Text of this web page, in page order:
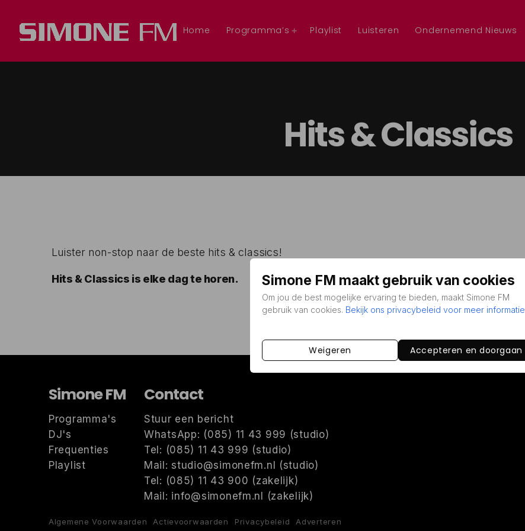
Home Programma’s Playlist Luisteren Ondernemend Nieuws
Hits & Classics
Luister non-stop naar de beste hits & classics!
Hits & Classics is elke dag te horen.
Simone FM
Programma's
DJ's
Frequenties
Playlist
Contact
Stuur een bericht
WhatsApp: (085) 11 43 999 (studio)
Tel: (085) 11 43 999 (studio)
Mail: studio@simonefm.nl (studio)
Tel: (085) 11 43 900 (zakelijk)
Mail: info@simonefm.nl (zakelijk)
Algemene Voorwaarden Actievoorwaarden Privacybeleid Adverteren
Simone FM maakt gebruik van cookies
Om jou de best mogelijke ervaring te bieden, maakt Simone FM
gebruik van cookies. Bekijk ons privacybeleid voor meer informatie
Weigeren Accepteren en doorgaan